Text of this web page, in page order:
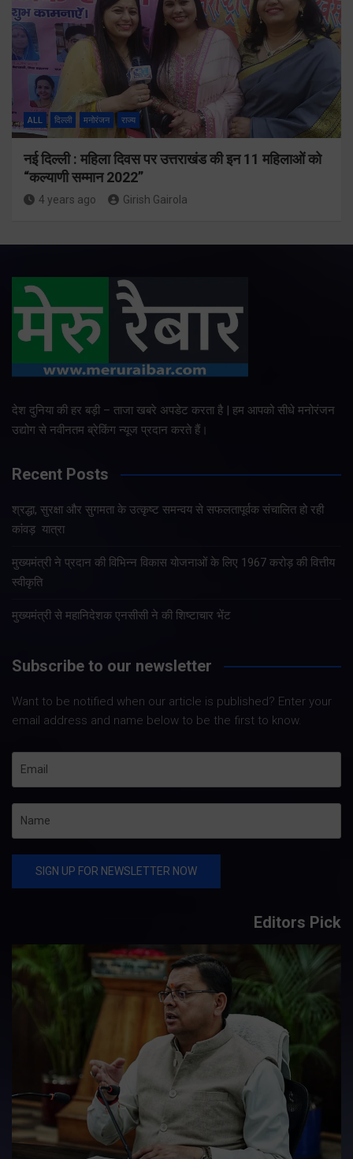
ALL दिल्ली मनोरंजन राज्य
नई दिल्ली : महिला दिवस पर उत्तराखंड की इन 11 महिलाओं को
“कल्याणी सम्मान 2022”
4 years ago Girish Gairola
देश दुनिया की हर बड़ी – ताजा खबरे अपडेट करता है | हम आपको सीधे मनोरंजन
उद्योग से नवीनतम ब्रेकिंग न्यूज प्रदान करते हैं।
Recent Posts
श्रद्धा, सुरक्षा और सुगमता के उत्कृष्ट समन्वय से सफलतापूर्वक संचालित हो रही
कांवड़ यात्रा
मुख्यमंत्री ने प्रदान की विभिन्न विकास योजनाओं के लिए 1967 करोड़ की वित्तीय
स्वीकृति
मुख्यमंत्री से महानिदेशक एनसीसी ने की शिष्टाचार भेंट
Subscribe to our newsletter
Want to be notified when our article is published? Enter your
email address and name below to be the first to know.
Editors Pick